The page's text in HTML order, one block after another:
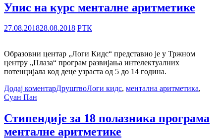
Упис на курс менталне аритметике
27.08.201828.08.2018 РТК
Образовни центар „Логи Кидс“ представио је у Тржном
центру „Плаза“ програм развијања интелектуалних
потенцијала код деце узраста од 5 до 14 година.
Додај коментарДруштвоЛоги кидс, ментална аритметика,
Суан Пан
Стипендије за 18 полазника програма
менталне аритметике